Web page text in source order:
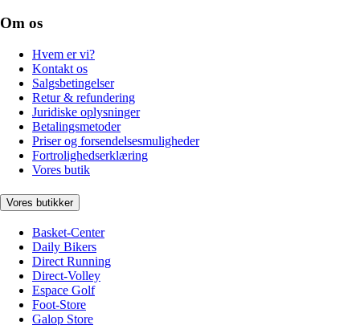
Om os
Hvem er vi?
Kontakt os
Salgsbetingelser
Retur & refundering
Juridiske oplysninger
Betalingsmetoder
Priser og forsendelsesmuligheder
Fortrolighedserklæring
Vores butik
Vores butikker
Basket-Center
Daily Bikers
Direct Running
Direct-Volley
Espace Golf
Foot-Store
Galop Store